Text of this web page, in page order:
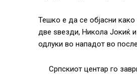
Тешко е да се објасни
две ѕвезди, Никола Јокиќ
одлуки во нападот во
Српскиот центар го